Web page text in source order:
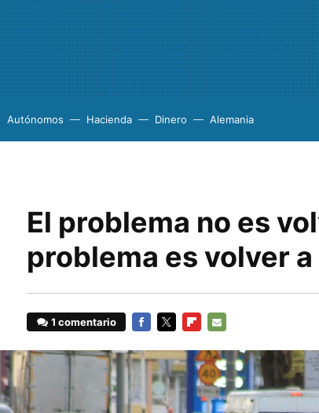
Autónomos Hacienda Dinero Alemania
El problema no es
problema es volver
1 comentario
MAIL